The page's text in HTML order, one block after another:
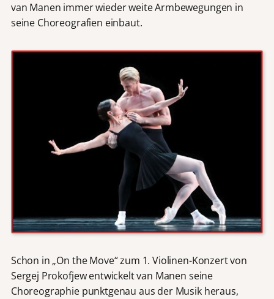
van Manen immer wieder weite Armbewegungen in
seine Choreografien einbaut.
Schon in „On the Move“ zum 1. Violinen-Konzert von
Sergej Prokofjew entwickelt van Manen seine
Choreographie punktgenau aus der Musik heraus,